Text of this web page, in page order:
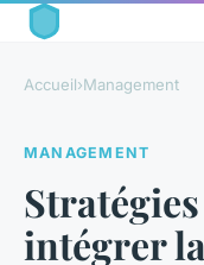
Accueil›Management
MANAGEMENT
intégrer